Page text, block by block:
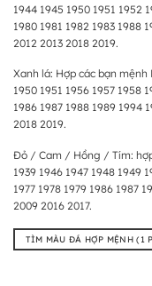
1944 1945 1950 1951 1952
1980 1981 1982 1983 1988
2012 2013 2018 2019.
Xanh lá: Hợp các bạn mệnh
1950 1951 1956 1957 1958
1986 1987 1988 1989 1994
2018 2019.
Đỏ / Cam / Hồng / Tím:
1939 1946 1947 1948 1949
1977 1978 1979 1986 1987
2009 2016 2017.
TÌM MÀU ĐÁ HỢP MỆNH (1